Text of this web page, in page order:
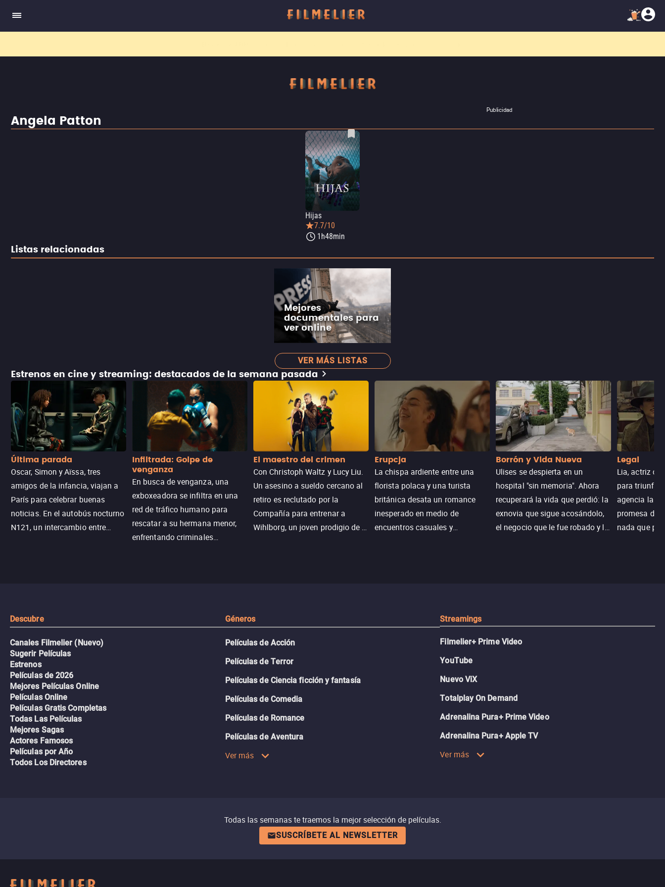
Publicidad
Angela Patton
Hijas
7.7/10
1h48min
Listas relacionadas
Mejores
documentales para
ver online
VER MÁS LISTAS
Estrenos en cine y streaming: destacados de la semana pasada
Última parada
Oscar, Simon y Aïssa, tres
amigos de la infancia, viajan a
París para celebrar buenas
noticias. En el autobús nocturno
N121, un intercambio entre
Infiltrada: Golpe de
venganza
En busca de venganza, una
exboxeadora se infiltra en una
red de tráfico humano para
rescatar a su hermana menor,
enfrentando criminales
El maestro del crimen
Con Christoph Waltz y Lucy Liu.
Un asesino a sueldo cercano al
retiro es reclutado por la
Compañía para entrenar a
Wihlborg, un joven prodigio de la
Erupcja
La chispa ardiente entre una
florista polaca y una turista
británica desata un romance
inesperado en medio de
encuentros casuales y
Borrón y Vida Nueva
Ulises se despierta en un
hospital "sin memoria". Ahora
recuperará la vida que perdió: la
exnovia que sigue acosándolo,
el negocio que le fue robado y la
Legal
Lia, actriz
para triunfar
agencia la
promesa de
nada que
Descubre
Canales Filmelier (Nuevo)
Sugerir Películas
Estrenos
Películas de 2026
Mejores Películas Online
Películas Online
Películas Gratis Completas
Todas Las Películas
Mejores Sagas
Actores Famosos
Películas por Año
Todos Los Directores
Géneros
Películas de Acción
Películas de Terror
Películas de Ciencia ficción y fantasía
Películas de Comedia
Películas de Romance
Películas de Aventura
Ver más
Streamings
Filmelier+ Prime Video
YouTube
Nuevo ViX
Totalplay On Demand
Adrenalina Pura+ Prime Video
Adrenalina Pura+ Apple TV
Ver más
Todas las semanas te traemos la mejor selección de películas.
SUSCRÍBETE AL NEWSLETTER